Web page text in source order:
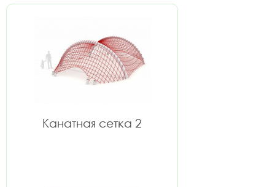
Канатная сетка 2